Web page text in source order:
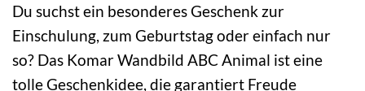
Du suchst ein besonderes Geschenk zur
Einschulung, zum Geburtstag oder einfach nur
so? Das Komar Wandbild ABC Animal ist eine
tolle Geschenkidee, die garantiert Freude